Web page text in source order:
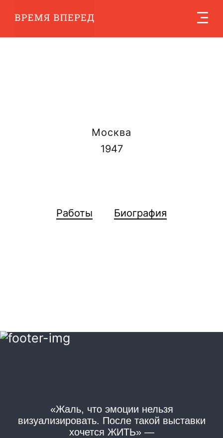
Москва
1947
Работы Биография
«Жаль, что эмоции нельзя
визуализировать. После такой выставки
хочется ЖИТЬ» —